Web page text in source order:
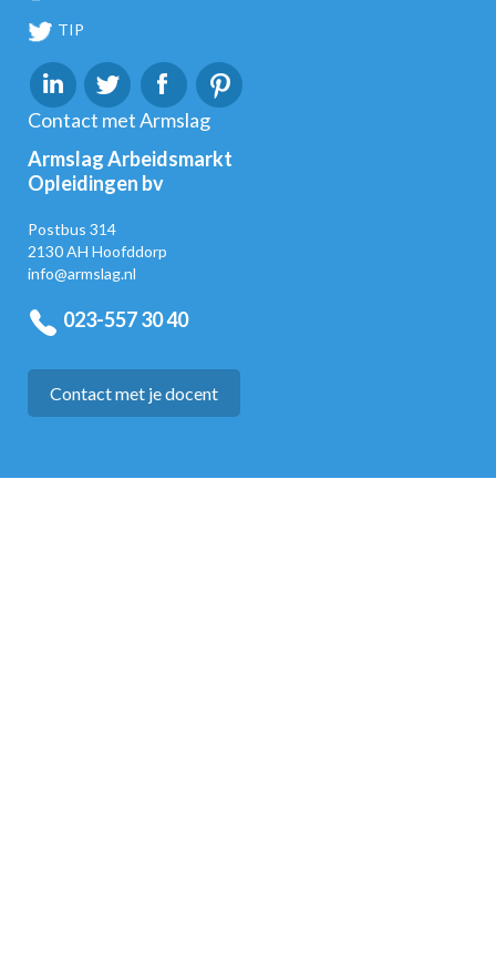
TIP
Contact met Armslag
Armslag Arbeidsmarkt
Opleidingen bv
Postbus 314
2130 AH Hoofddorp
info@armslag.nl
023-557 30 40
Contact met je docent